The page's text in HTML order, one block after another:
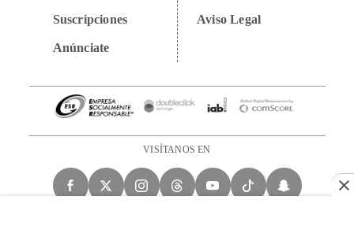
Suscripciones
Anúnciate
Aviso Legal
VISÍTANOS EN